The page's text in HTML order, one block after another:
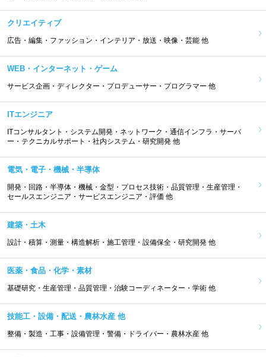
クリエイティブ
広告・編集・ファッション・インテリア・放送・映像・芸能 他
WEB・インターネット・ゲーム
サービス企画・ディレクター・プロデューサー・プログラマー 他
ITエンジニア
ITコンサルタント・システム開発・ネットワーク・通信インフラ・サーバ
ー・テクニカルサポート・社内システム・研究開発 他
電気・電子・機械・半導体
開発・回路・半導体・機械・金型・プロセス技術・品質管理・生産管理・
セールスエンジニア・サービスエンジニア・評価 他
建築・土木
設計・積算・測量・構造解析・施工管理・設備保全・研究開発 他
医薬・食品・化学・素材
基礎研究・生産管理・品質管理・治験コーディネーター・学術 他
技能工・設備・配送・農林水産 他
整備・製造・工事・設備管理・警備・ドライバー・農林水産 他